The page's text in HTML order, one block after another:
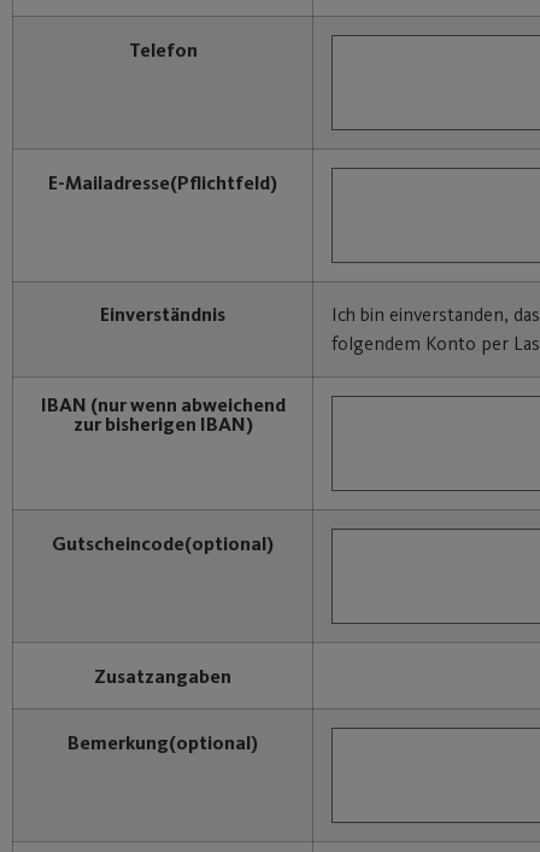
Telefon
E-Mailadresse(Pflichtfeld)
Einverständnis
Ich bin einverstanden,
folgendem Konto per
IBAN (nur wenn abweichend
zur bisherigen IBAN)
Gutscheincode(optional)
Zusatzangaben
Bemerkung(optional)